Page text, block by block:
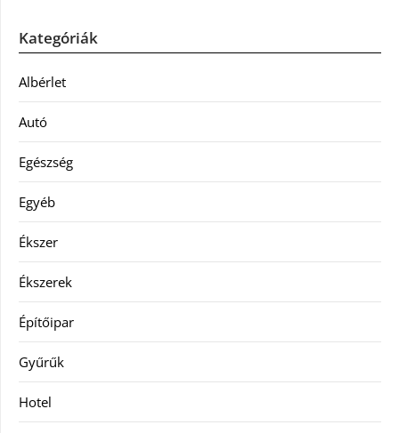
Kategóriák
Albérlet
Autó
Egészség
Egyéb
Ékszer
Ékszerek
Építőipar
Gyűrűk
Hotel